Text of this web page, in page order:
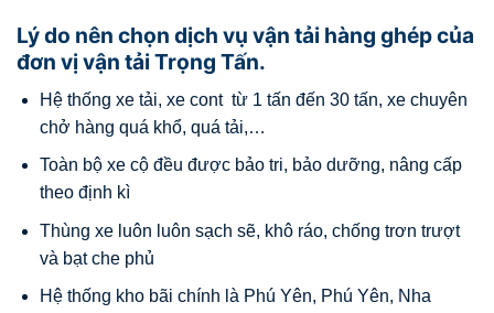
Lý do nên chọn dịch vụ vận tải hàng ghép của
đơn vị vận tải Trọng Tấn.
Hệ thống xe tải, xe cont từ 1 tấn đến 30 tấn, xe chuyên
chở hàng quá khổ, quá tải,…
Toàn bộ xe cộ đều được bảo tri, bảo dưỡng, nâng cấp
theo định kì
Thùng xe luôn luôn sạch sẽ, khô ráo, chống trơn trượt
và bạt che phủ
Hệ thống kho bãi chính là Phú Yên, Phú Yên, Nha